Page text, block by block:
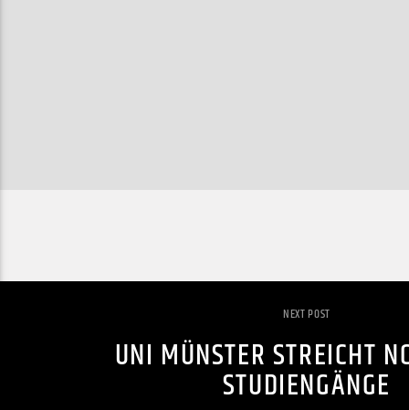
NEXT POST
UNI MÜNSTER STREICHT
STUDIENGÄNGE